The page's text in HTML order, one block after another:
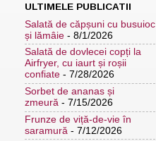
ULTIMELE PUBLICATII
Salată de căpșuni cu busuioc
și lămâie - 8/1/2026
Salată de dovlecei copți la
Airfryer, cu iaurt și roșii
confiate - 7/28/2026
Sorbet de ananas și
zmeură - 7/15/2026
Frunze de viță-de-vie în
saramură - 7/12/2026